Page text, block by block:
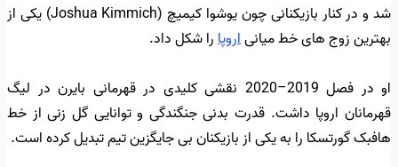
شد و در کنار بازیکنانی چون یوشوا کیمیچ (Joshua Kimmich) یکی از
بهترین زوج های خط میانیاروپارا شکل داد.
او در فصل 2019–2020 نقشی کلیدی در قهرمانی بایرن در لیگ
قهرمانان اروپا داشت. قدرت بدنی جنگندگی و توانایی گل زنی از خط
هافبک گورتسکا را به یکی از بازیکنان بی جایگزین تیم تبدیل کرده است.